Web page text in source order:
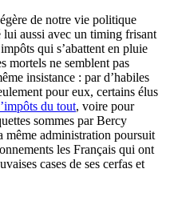
de notre vie politique
lui aussi avec un timing frisant
qui s’abattent en pluie
mortels ne semblent pas
insistance : par d’habiles
pour eux, certains élus
du tout, voire pour
sommes par Bercy
même administration poursuit
les Français qui ont
cases de ses cerfas et